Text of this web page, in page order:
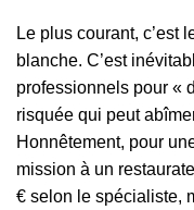
Le plus courant, c’est
blanche. C’est
professionnels pour «
risquée qui peut
Honnêtement, pour
mission à un
€ selon le spécialiste,